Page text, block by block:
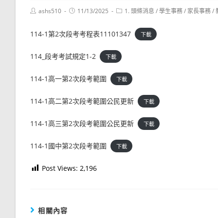
Postashs510
Post11/13/2025
Post1. 頭條消息 /學生事務/ 家長事務/
114-1第2次段考考程表11101347 下載
114_段考考試規定1-2 下載
114-1高一第2次段考範圍 下載
114-1高二第2次段考範圍公民更新 下載
114-1高三第2次段考範圍公民更新 下載
114-1國中第2次段考範圍 下載
Post Views: 2,196
相關內容